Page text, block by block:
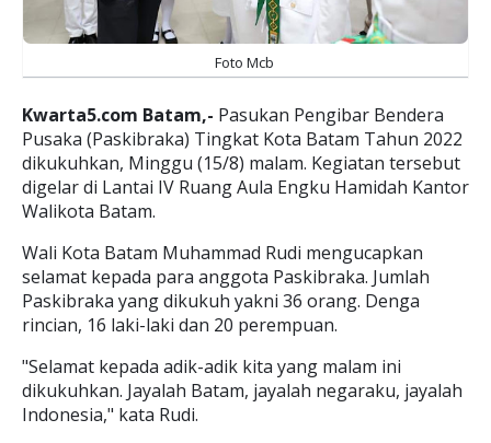
Foto Mcb
Kwarta5.com Batam,- Pasukan Pengibar Bendera
Pusaka (Paskibraka) Tingkat Kota Batam Tahun 2022
dikukuhkan, Minggu (15/8) malam. Kegiatan tersebut
digelar di Lantai IV Ruang Aula Engku Hamidah Kantor
Walikota Batam.
Wali Kota Batam Muhammad Rudi mengucapkan
selamat kepada para anggota Paskibraka. Jumlah
Paskibraka yang dikukuh yakni 36 orang. Denga
rincian, 16 laki-laki dan 20 perempuan.
"Selamat kepada adik-adik kita yang malam ini
dikukuhkan. Jayalah Batam, jayalah negaraku, jayalah
Indonesia," kata Rudi.